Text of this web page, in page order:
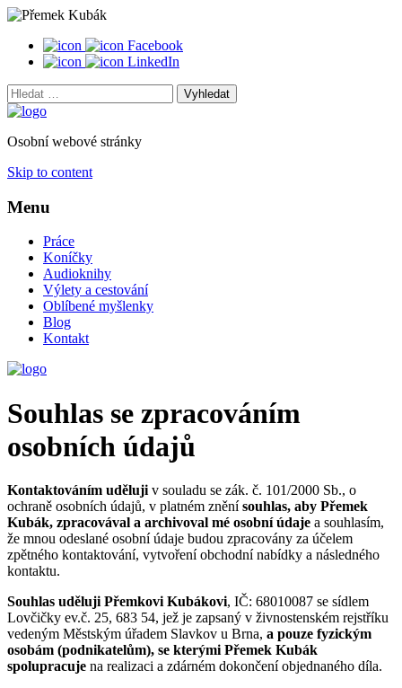
Facebook
LinkedIn
Vyhledat:
Osobní webové stránky
Skip to content
Menu
Práce
Koníčky
Audioknihy
Výlety a cestování
Oblíbené myšlenky
Blog
Kontakt
Souhlas se zpracováním
osobních údajů
Kontaktováním uděluji v souladu se zák. č. 101/2000 Sb., o
ochraně osobních údajů, v platném zněnísouhlas, aby Přemek
Kubák, zpracovával a archivoval mé osobní údaje a souhlasím,
že mnou odeslané osobní údaje budou zpracovány za účelem
zpětného kontaktování, vytvoření obchodní nabídky a následného
kontaktu.
Souhlas uděluji Přemkovi Kubákovi, IČ: 68010087 se sídlem
Lovčičky ev.č. 25, 683 54, jež je zapsaný v živnostenském rejstříku
vedeným Městským úřadem Slavkov u Brna, a pouze fyzickým
osobám (podnikatelům), se kterými Přemek Kubák
spolupracuje na realizaci a zdárném dokončení objednaného díla.